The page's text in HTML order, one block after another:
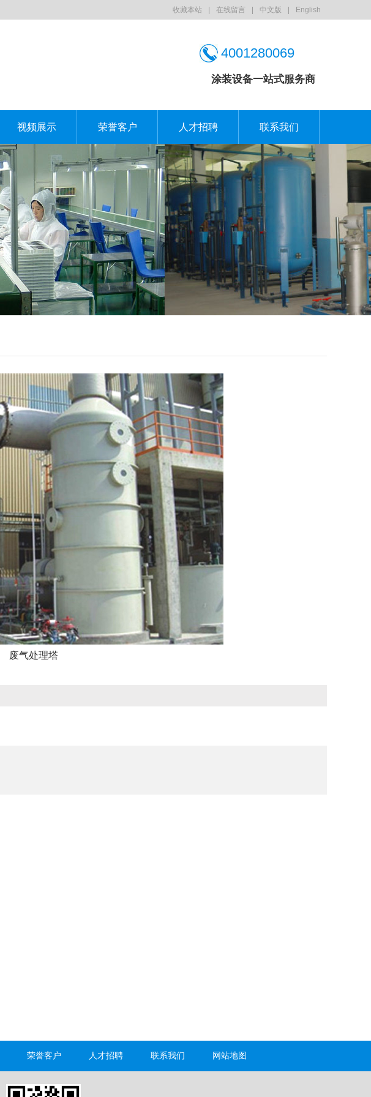
收藏本站 在线留言 中文版 English
4001280069
涂装设备一站式服务商
视频展示 荣誉客户 人才招聘 联系我们
废气处理塔
荣誉客户 人才招聘 联系我们 网站地图